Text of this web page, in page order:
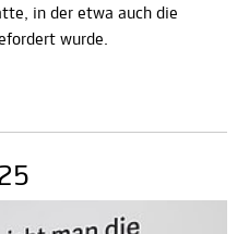
in der etwa auch die
wurde.